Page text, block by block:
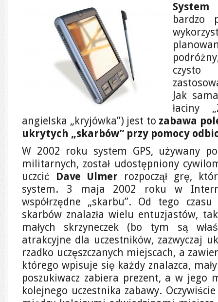
System
bardzo
czysto
Jak
łaciny
angielska „kryjówka”) jest to zabawa
ukrytych „skarbów” przy pomocy
W 2002 roku system GPS, używany
militarnych, został udostępniony
uczcić Dave Ulmer rozpoczął grę,
system. 3 maja 2002 roku w
współrzędne „skarbu”. Od tego
skarbów znalazła wielu entuzjastów,
małych skrzyneczek (bo tym są
atrakcyjne dla uczestników, zazwyczaj
rzadko uczęszczanych miejscach, a
którego wpisuje się każdy znalazca,
poszukiwacz zabiera prezent, a w jego
kolejnego uczestnika zabawy.